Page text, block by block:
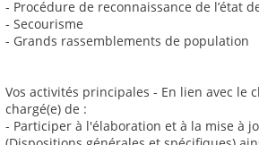
- Procédure de reconnaissance de l’état
- Secourisme
- Grands rassemblements de population
Vos activités principales - En lien avec le
chargé(e) de :
- Participer à l'élaboration et à la mise à